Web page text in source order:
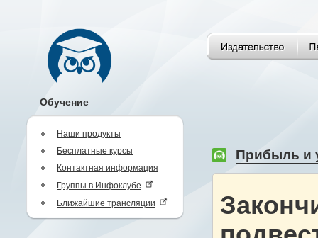
Обучение
Наши продукты
Бесплатные курсы
Контактная информация
Группы в Инфоклубе
Ближайшие трансляции
Прибыль и